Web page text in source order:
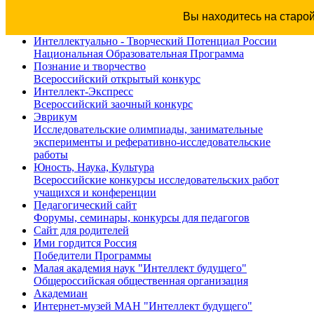
Вы находитесь на
Интеллектуально - Творческий Потенциал России
Национальная Образовательная Программа
Познание и творчество
Всероссийский открытый конкурс
Интеллект-Экспресс
Всероссийский заочный конкурс
Эврикум
Исследовательские олимпиады, занимательные
эксперименты и реферативно-исследовательские
работы
Юность, Наука, Культура
Всероссийские конкурсы исследовательских работ
учащихся и конференции
Педагогический сайт
Форумы, семинары, конкурсы для педагогов
Сайт для родителей
Ими гордится Россия
Победители Программы
Малая академия наук "Интеллект будущего"
Общероссийская общественная организация
Академиан
Интернет-музей МАН "Интеллект будущего"